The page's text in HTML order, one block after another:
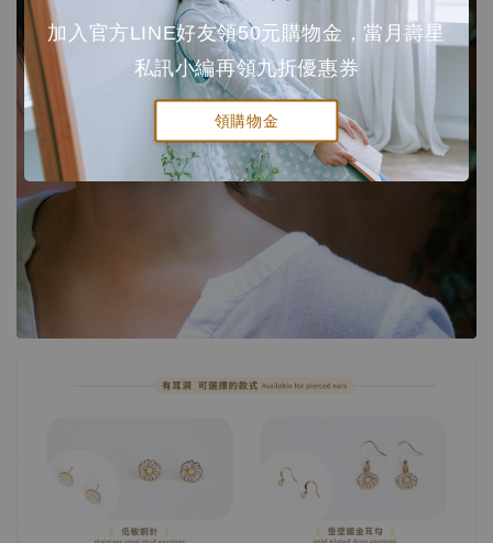
加入官方LINE好友領50元購物金，當月壽星
私訊小編再領九折優惠券
領購物金